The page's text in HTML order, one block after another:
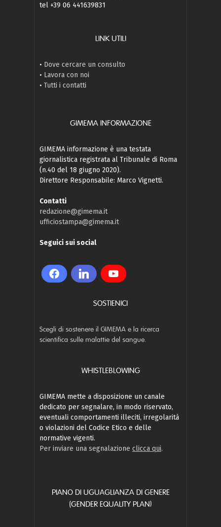
tel +39 06 441639831
LINK UTILI
• Dove cercare un consulto
• Lavora con noi
• Tutti i contatti
GIMEMA INFORMAZIONE
GIMEMA informazione è una testata
giornalistica registrata al Tribunale di Roma
(n.40 del 18 giugno 2020).
Direttore Responsabile: Marco Vignetti.
Contatti
redazione@gimema.it
ufficiostampa@gimema.it
Seguici sui social
SOSTIENICI
Scegli di sostenere il GIMEMA e la ricerca
scientifica sulle malattie del sangue.
WHISTLEBLOWING
GIMEMA mette a disposizione un canale
dedicato per segnalare, in modo riservato,
eventuali comportamenti illeciti, irregolarità
o violazioni del Codice Etico e delle
normative vigenti.
Per inviare una segnalazione clicca qui.
PIANO DI UGUAGLIANZA DI GENERE
(GENDER EQUALITY PLAN)